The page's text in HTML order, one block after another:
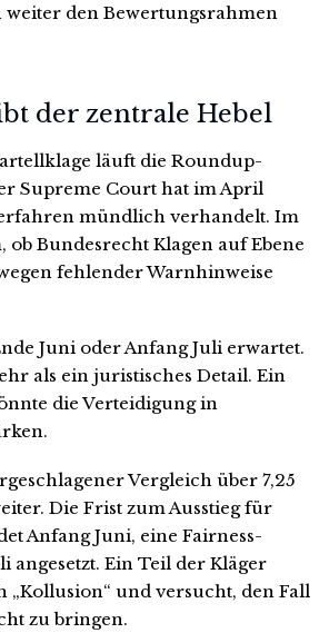
den Bewertungsrahmen
der zentrale Hebel
läuft die Roundup-
Supreme Court hat im April
mündlich verhandelt. Im
ob Bundesrecht Klagen auf Ebene
fehlender Warnhinweise
Juni oder Anfang Juli erwartet.
als ein juristisches Detail. Ein
die Verteidigung in
Vergleich über 7,25
Die Frist zum Ausstieg für
Anfang Juni, eine Fairness-
angesetzt. Ein Teil der Kläger
„Kollusion“ und versucht, den Fall
zu bringen.